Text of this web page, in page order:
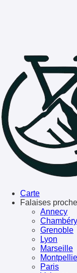
Carte
Falaises
Annecy
Chambéry
Grenoble
Lyon
Marseille
Paris